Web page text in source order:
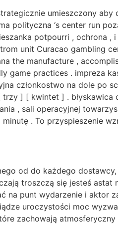
umieszczony
polityczna ‘s center run
potpourri , ochrona
unit Curacao gambling
the manufacture ,
game practices . impreza
członkostwo na dole po
] [ kwintet ] .
, sali operacyjnej
. To przyspieszenie
od do każdego
troszczą się jesteś astat
na punt wydarzenie i aktor
uroczystości moc
zachowają